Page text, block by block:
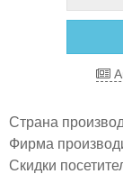
Страна
Фирма
Скидки